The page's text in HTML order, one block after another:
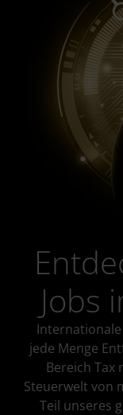
Jobs
jede Menge
Bereich Tax
Steuerwelt von
Teil unseres